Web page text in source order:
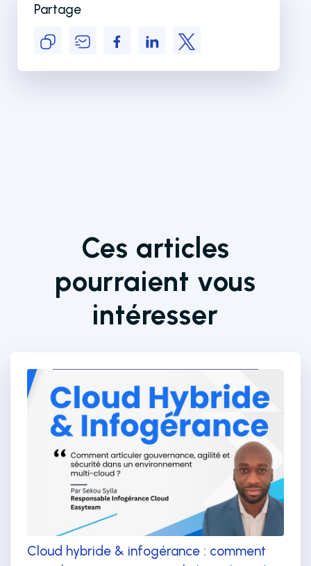
Partage
Ces articles
pourraient vous
intéresser
Cloud hybride & infogérance : comment